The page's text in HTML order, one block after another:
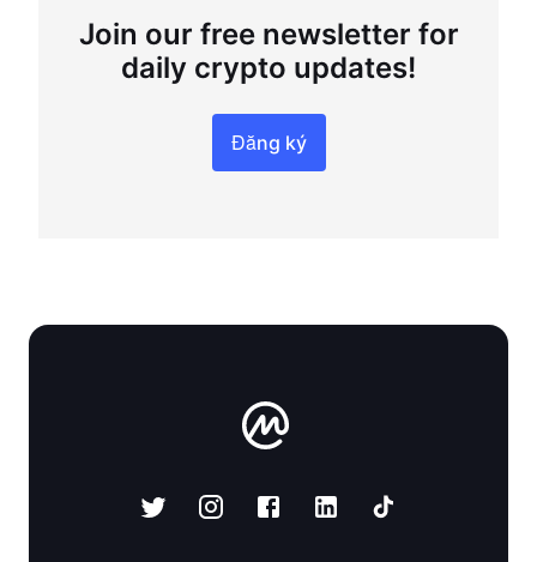
Join our free newsletter for
daily crypto updates!
Đăng ký